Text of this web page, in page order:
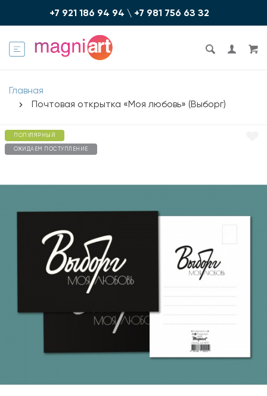
+7 921 186 94 94 \ +7 981 756 6З З2
Главная
Почтовая открытка «Моя любовь» (Выборг)
ПОПУЛЯРНЫЙ
ОЖИДАЕМ ПОСТУПЛЕНИЕ